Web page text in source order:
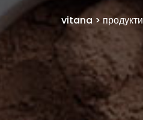
vitana >продукти